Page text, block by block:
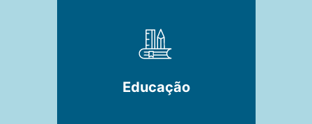
Educação